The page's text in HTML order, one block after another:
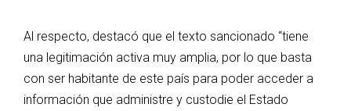
Al respecto, destacó que el texto sancionado “tiene
una legitimación activa muy amplia, por lo que basta
con ser habitante de este país para poder acceder a
información que administre y custodie el Estado